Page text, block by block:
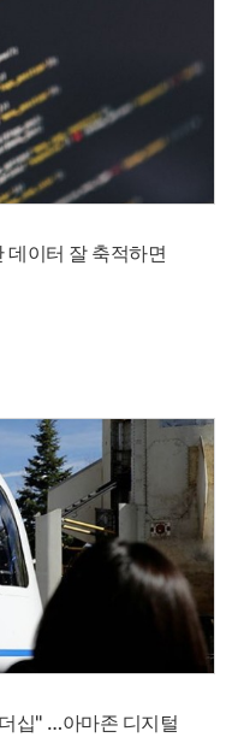
이터 잘 축적하면
십" …아마존 디지털